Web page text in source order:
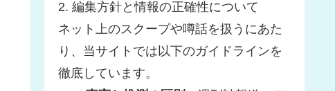
2. 編集方針と情報の正確性について
ネット上のスクープや噂話を扱うにあた
り、当サイトでは以下のガイドラインを
徹底しています。